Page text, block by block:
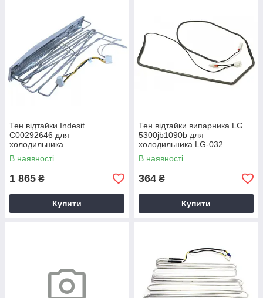
Тен відтайки Indesit
C00292646 для
холодильника
В наявності
1 865 ₴
Купити
Тен відтайки випарника LG
5300jb1090b для
холодильника LG-032
В наявності
364 ₴
Купити